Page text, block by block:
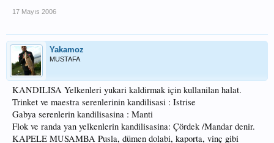
17 Mayıs 2006
Yakamoz
MUSTAFA
KANDILISA Yelkenleri yukari kaldirmak için kullanilan halat.
Trinket ve maestra serenlerinin kandilisasi : Istrise
Gabya serenlerin kandilisasina : Manti
Flok ve randa yan yelkenlerin kandilisasina: Çördek /Mandar denir.
KAPELE MUSAMBA Pusla, dümen dolabi, kaporta, vinç gibi